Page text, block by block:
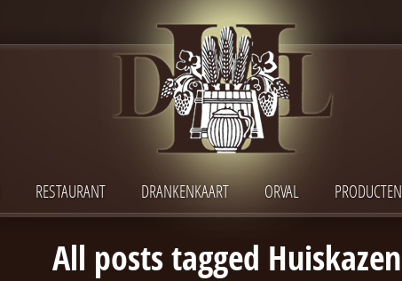
RESTAURANT DRANKENKAART ORVAL PRODUCTEN
All posts tagged Huiskazen